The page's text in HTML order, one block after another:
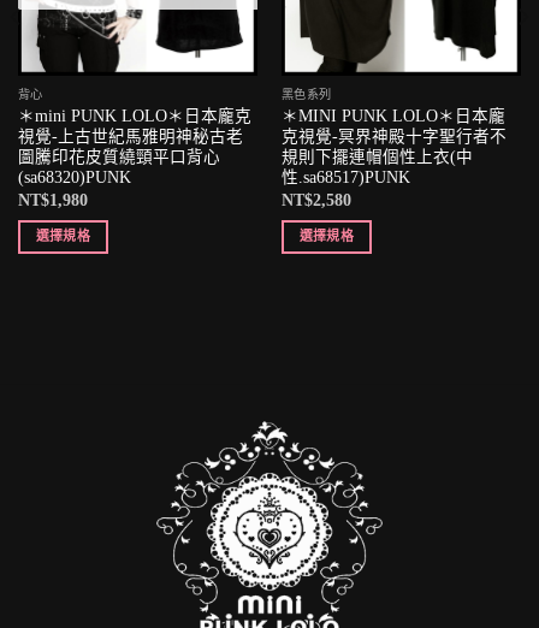
背心
＊mini PUNK LOLO＊日本龐克
視覺-上古世紀馬雅明神秘古老
圖騰印花皮質繞頸平口背心
(sa68320)PUNK
NT$1,980
選擇規格
黑色系列
＊MINI PUNK LOLO＊日本龐
克視覺-冥界神殿十字聖行者不
規則下擺連帽個性上衣(中
性.sa68517)PUNK
NT$2,580
選擇規格